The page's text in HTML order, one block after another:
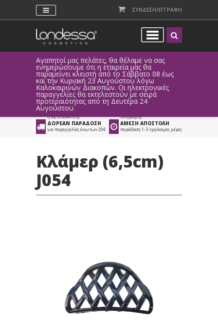
ΣΥΝΔΕΣΗ/ΕΓΓΡΑΦΗ
Αγαπητοί μας πελάτες, θα θέλαμε να σας
ενημερώσουμε ότι η εταιρεία μας θα
παραμείνει κλειστή από το Σάββατο 08 έως
και την Κυριακή 23 Αυγούστου λόγω
Καλοκαιρινών Διακοπών. Οι ηλεκτρονικές
παραγγελίες θα εκτελεστούν με σειρά
προτεραιότητας από τη Δευτέρα 24
Αυγούστου.
Προϊόντα > Μαλλιά
>
Αξεσουάρ Μαλλιών
> Κλάμερ Μαλλιών
ΑΜΕΣΗ ΣΥΝΔΕΣΗ
Facebook, Gmail
ή ως επισκέπτης
ΕΥΚΟΛΕΣ ΑΓΟΡΕΣ
πληρωμής
ΔΩΡΕΑΝ ΠΑΡΑΔΟΣΗ
για παραγγελίες άνω των 20€
ΑΜΕΣΗ ΑΠΟΣΤΟΛΗ
παράδοση 1-3 εργάσιμες μέρες
Κλάμερ (6,5cm)
J054